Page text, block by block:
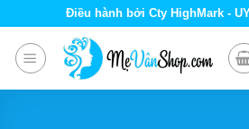
content
Điều hành bởi Cty HighMark -